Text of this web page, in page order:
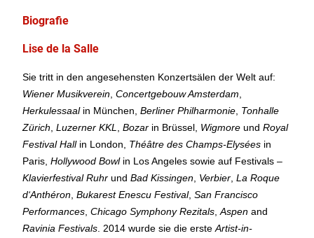
Biografie
Lise de la Salle
Sie tritt in den angesehensten Konzertsälen der Welt auf:
Wiener Musikverein Concertgebouw Amsterdam
Herkulessaal in München, Berliner Philharmonie Tonhalle
Zürich Luzerner KKL Bozar in Brüssel, Wigmore und Royal
Festival Hallin London, Théâtre des Champs-Elysées in
Paris, Hollywood Bowl in Los Angeles sowie auf Festivals –
Klavierfestival Ruhr und Bad Kissingen Verbier La Roque
d‘Anthéron Bukarest Enescu Festival, San Francisco
Performances Chicago Symphony Rezitals Aspen and
Ravinia Festivals . 2014 wurde sie die erste Artist-in-